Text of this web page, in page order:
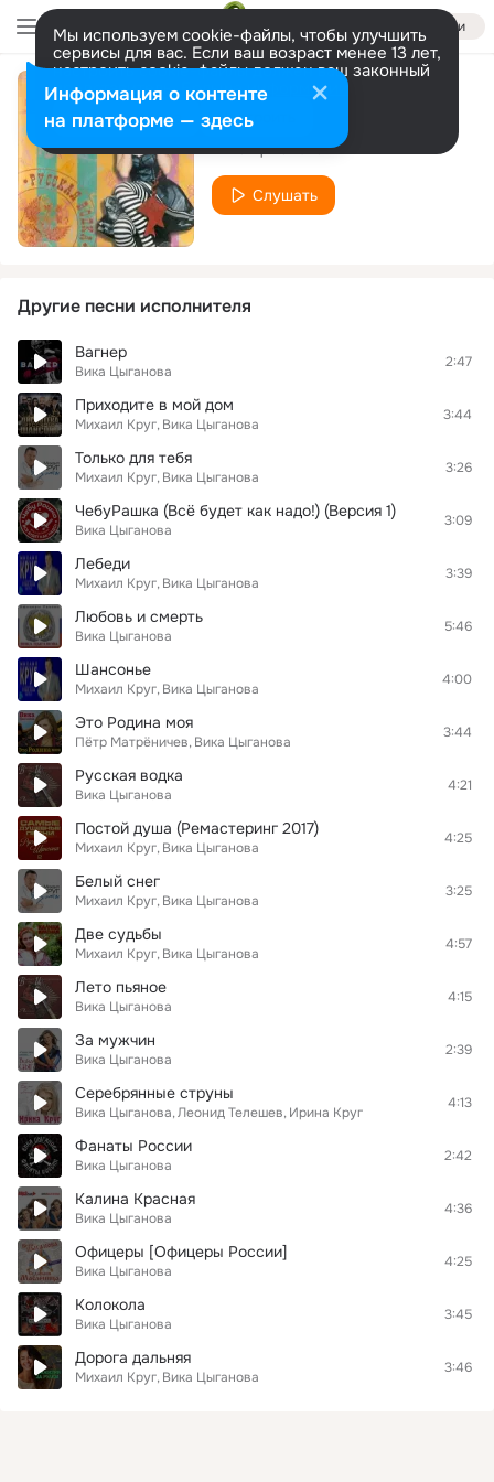
Войти
Мы используем cookie-файлы, чтобы улучшить
сервисы для вас. Если ваш возраст менее 13 лет,
настроить cookie-файлы должен ваш законный
представитель. Больше информации
Разрешить все Настроить
Церковь белая
Вика Цыганова
Слушать
Другие песни исполнителя
Вагнер
Вика Цыганова
2:47
Приходите в мой дом
Михаил Круг Вика Цыганова
3:44
Только для тебя
Михаил Круг Вика Цыганова
3:26
ЧебуРашка (Всё будет как надо!) (Версия 1)
Вика Цыганова
3:09
Лебеди
Михаил Круг Вика Цыганова
3:39
Любовь и смерть
Вика Цыганова
5:46
Шансонье
Михаил Круг Вика Цыганова
4:00
Это Родина моя
Пётр Матрёничев Вика Цыганова
3:44
Русская водка
Вика Цыганова
4:21
Постой душа (Ремастеринг 2017)
Михаил Круг Вика Цыганова
4:25
Белый снег
Михаил Круг Вика Цыганова
3:25
Две судьбы
Михаил Круг Вика Цыганова
4:57
Лето пьяное
Вика Цыганова
4:15
За мужчин
Вика Цыганова
2:39
Серебрянные струны
Вика Цыганова Леонид Телешев Ирина Круг
4:13
Фанаты России
Вика Цыганова
2:42
Калина Красная
Вика Цыганова
4:36
Офицеры [Офицеры России]
Вика Цыганова
4:25
Колокола
Вика Цыганова
3:45
Дорога дальняя
Михаил Круг Вика Цыганова
3:46
Информация о контенте
на платформе — здесь